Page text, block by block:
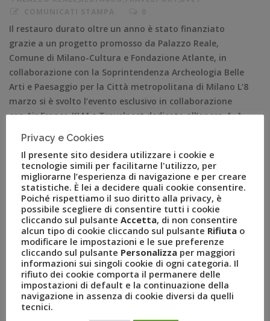
Il restauro durato oltre un anno è stato finanziato
grazie a un progetto promosso da Palazzo Reale,
Comune di Milano-Cultura e Fondazione Atlante, in
collaborazione con la Soprintendenza Archeologia Belle
Arti e Paesaggio per la Città metropolitana di Milano L’8
marzo si è svolto l’evento esclusivo in collaborazione
con Air France-KLM e Travelport dedicato all’opera, […]
RECENT POSTS
A Novembre il Business Travel in Italia è a quota 95
Privacy e Cookies
Il presente sito desidera utilizzare i cookie e
tecnologie simili per facilitarne l'utilizzo, per
migliorarne l’esperienza di navigazione e per creare
statistiche. È lei a decidere quali cookie consentire.
Poiché rispettiamo il suo diritto alla privacy, è
possibile scegliere di consentire tutti i cookie
cliccando sul pulsante Accetta, di non consentire
alcun tipo di cookie cliccando sul pulsante Rifiuta o
modificare le impostazioni e le sue preferenze
cliccando sul pulsante Personalizza per maggiori
informazioni sui singoli cookie di ogni categoria. Il
rifiuto dei cookie comporta il permanere delle
impostazioni di default e la continuazione della
navigazione in assenza di cookie diversi da quelli
tecnici.